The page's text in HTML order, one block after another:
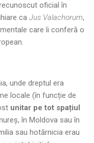
oficial în
ca Jus Valachorum,
care îi conferă o
unde dreptul era
locale (în funcție de
unitar pe tot spațiul
în Moldova sau în
sau hotărnicia erau